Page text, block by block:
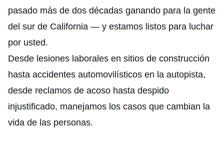
pasado más de dos décadas ganando para la gente
del sur de California — y estamos listos para luchar
por usted.
Desde lesiones laborales en sitios de construcción
hasta accidentes automovilísticos en la autopista,
desde reclamos de acoso hasta despido
injustificado, manejamos los casos que cambian la
vida de las personas.